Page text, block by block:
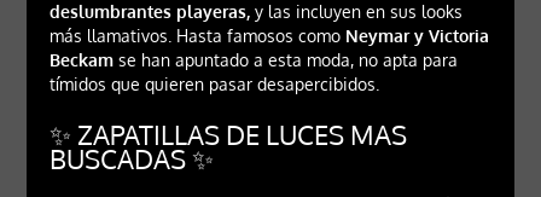
deslumbrantes playeras,y las incluyen en sus looks
más llamativos. Hasta famosos como Neymar y Victoria
Beckamse han apuntado a esta moda, no apta para
tímidos que quieren pasar desapercibidos.
✨ ZAPATILLAS DE LUCES MAS
BUSCADAS ✨